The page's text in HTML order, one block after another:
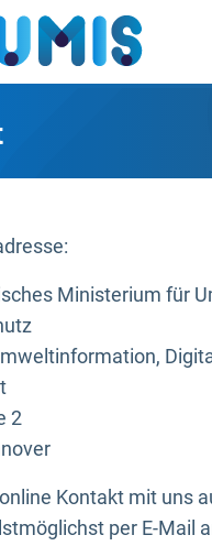
Ministerium für
2
Kontakt mit uns
per E-Mail